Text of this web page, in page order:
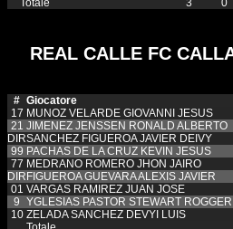
Totale
3 0
REAL CALLE FC
# Giocatore
17 MUNOZ VELARDE GIOVANNI JESUS
21 JIMENEZ JENSSEN RONALD ALBERTO
DIRSANCHEZ FIGUEROA JAVIER DEIVY
99 PACHAS DE LA CRUZ KEVIN JESUS
77 MEDRANO ROMERO JHON JAIRO
DIRFIGUEROA GUEVARA ALEXIS JAVIER
01 VARGAS RAMIREZ JUAN JOSE
9 YGLESIAS PASTOR STEWART ROGGER
10 ZELADA SANCHEZ DEVYI LUIS